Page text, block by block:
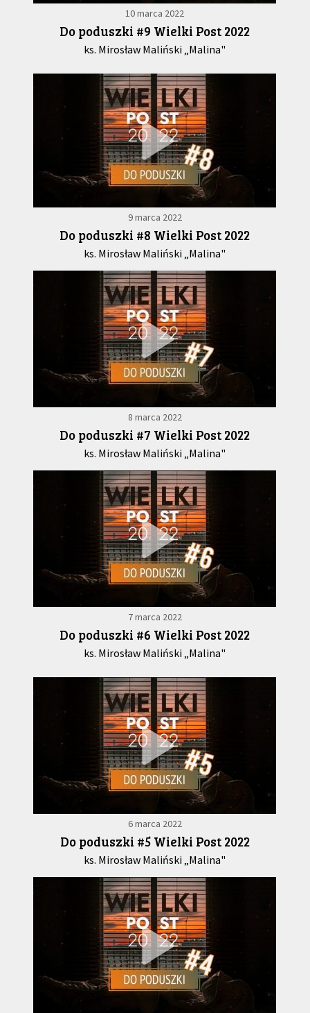
10 marca 2022
Do poduszki #9 Wielki Post 2022
ks. Mirosław Maliński „Malina"
9 marca 2022
Do poduszki #8 Wielki Post 2022
ks. Mirosław Maliński „Malina"
8 marca 2022
Do poduszki #7 Wielki Post 2022
ks. Mirosław Maliński „Malina"
7 marca 2022
Do poduszki #6 Wielki Post 2022
ks. Mirosław Maliński „Malina"
6 marca 2022
Do poduszki #5 Wielki Post 2022
ks. Mirosław Maliński „Malina"